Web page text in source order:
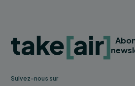
Suivez-nous sur